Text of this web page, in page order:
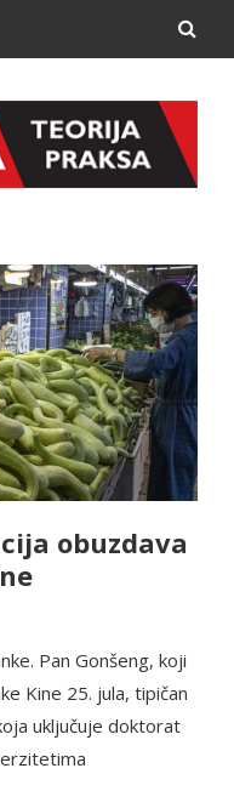
obuzdava
Pan Gonšeng, koji
Kine 25. jula, tipičan
uključuje doktorat